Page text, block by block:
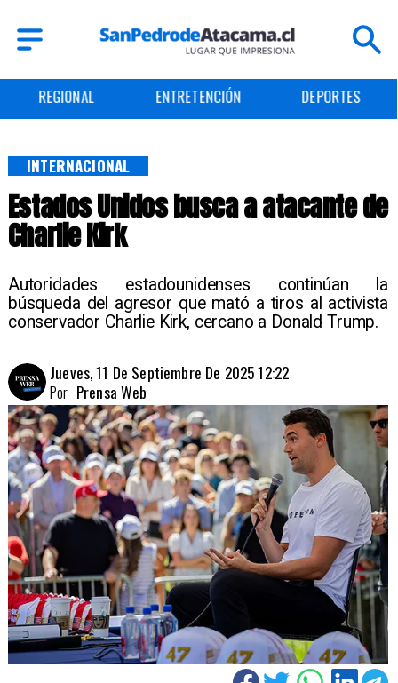
ENTRETENCIÓN DEPORTES CULTURA
Estados Unidos busca a atacante de
Charlie Kirk
Autoridades estadounidenses continúan la
búsqueda del agresor que mató a tiros al activista
conservador Charlie Kirk, cercano a Donald Trump.
INTERNACIONAL
Jueves, 11 De Septiembre De 2025 12:22
Prensa Web
Por